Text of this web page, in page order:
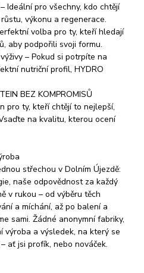
Ideální pro všechny, kdo chtějí
výkonu a regenerace.
volba pro ty, kteří hledají
aby podpořili svoji formu.
– Pokud si potrpíte na
nutriční profil, HYDRO
BEZ KOMPROMISŮ
pro ty, kteří chtějí to nejlepší,
na kvalitu, kterou ocení
střechou v Dolním Újezdě:
naše odpovědnost za každý
v rukou – od výběru těch
a míchání, až po balení a
sami. Žádné anonymní fabriky,
výroba a výsledek, na který se
ať jsi profík, nebo nováček.